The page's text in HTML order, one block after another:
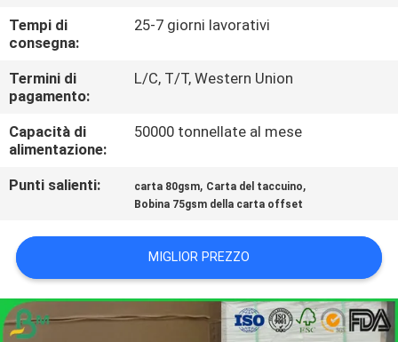
CASI
MAPPA
SITO
POLITICA
SULLA
Tempi di
consegna:
25-7 giorni lavorativi
Termini di
pagamento:
L/C, T/T, Western Union
Capacità di
alimentazione:
50000 tonnellate al mese
Punti salienti: carta 80gsm, Carta del taccuino,
Bobina 75gsm della carta offset
MIGLIOR PREZZO